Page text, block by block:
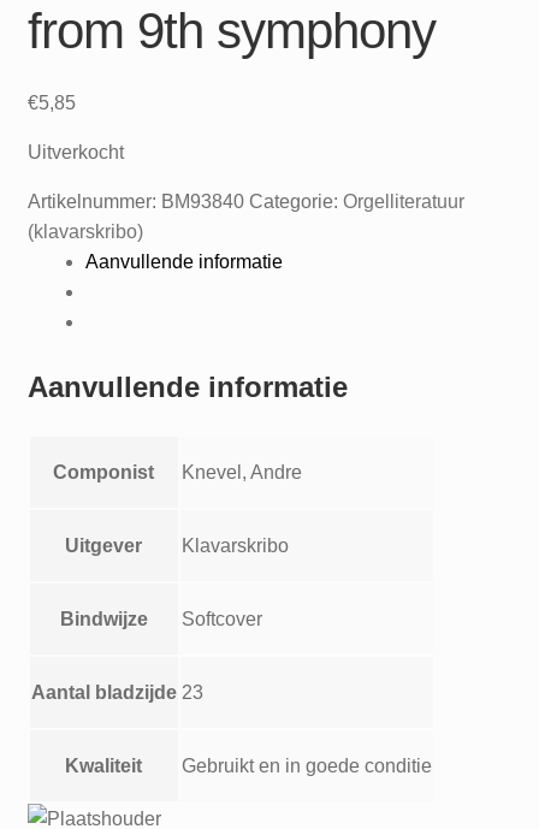
from 9th symphony
€5,85
Uitverkocht
Artikelnummer: BM93840 Categorie: Orgelliteratuur
(klavarskribo)
Aanvullende informatie
Aanvullende informatie
Componist Knevel, Andre
Uitgever Klavarskribo
Bindwijze Softcover
Aantal bladzijde 23
Kwaliteit Gebruikt en in goede conditie